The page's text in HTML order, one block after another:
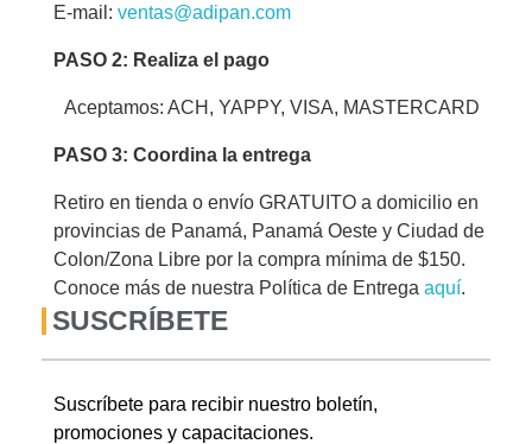
E-mail: ventas@adipan.com
PASO 2: Realiza el pago
Aceptamos: ACH, YAPPY, VISA, MASTERCARD
PASO 3: Coordina la entrega
Retiro en tienda o envío GRATUITO a domicilio en
provincias de Panamá, Panamá Oeste y Ciudad de
Colon/Zona Libre por la compra mínima de $150.
Conoce más de nuestra Política de Entrega aquí.
SUSCRÍBETE
Suscríbete para recibir nuestro boletín,
promociones y capacitaciones.